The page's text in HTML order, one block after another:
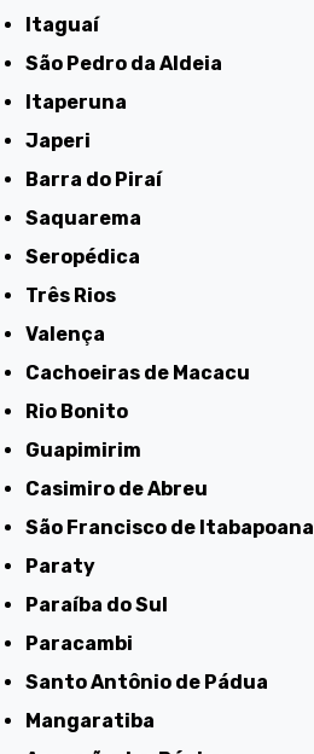
Itaguaí
São Pedro da Aldeia
Itaperuna
Japeri
Barra do Piraí
Saquarema
Seropédica
Três Rios
Valença
Cachoeiras de Macacu
Rio Bonito
Guapimirim
Casimiro de Abreu
São Francisco de Itabapoana
Paraty
Paraíba do Sul
Paracambi
Santo Antônio de Pádua
Mangaratiba